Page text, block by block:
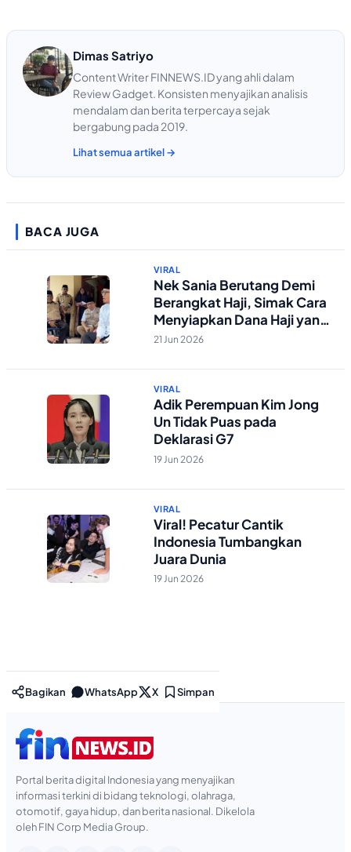
Dimas Satriyo
Content Writer FINNEWS.ID yang ahli dalam
Review Gadget. Konsisten menyajikan analisis
mendalam dan berita terpercaya sejak
bergabung pada 2019.
Lihat semua artikel →
BACA JUGA
VIRAL
Nek Sania Berutang Demi
Berangkat Haji, Simak Cara
Menyiapkan Dana Haji yang
Tepat
21 Jun 2026
VIRAL
Adik Perempuan Kim Jong
Un Tidak Puas pada
Deklarasi G7
19 Jun 2026
VIRAL
Viral! Pecatur Cantik
Indonesia Tumbangkan
Juara Dunia
19 Jun 2026
Bagikan WhatsApp X Simpan
Portal berita digital Indonesia yang menyajikan
informasi terkini di bidang teknologi, olahraga,
otomotif, gaya hidup, dan berita nasional. Dikelola
oleh FIN Corp Media Group.